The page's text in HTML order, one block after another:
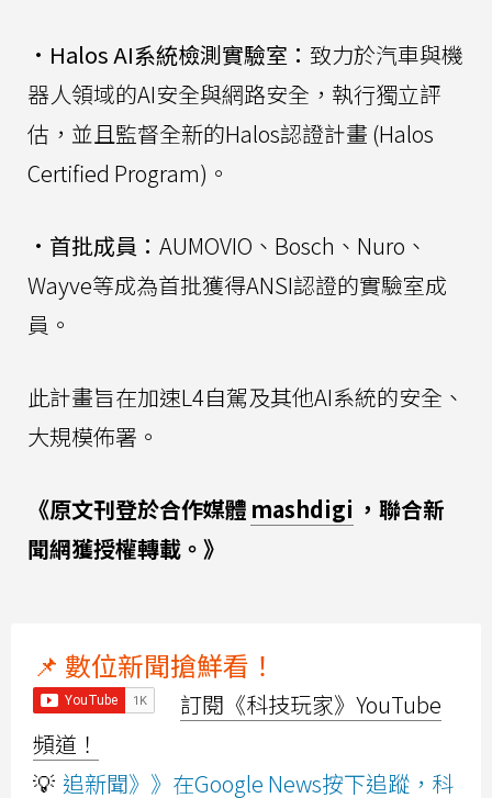
• Halos AI系統檢測實驗室： 致力於汽車與機
器人領域的AI安全與網路安全，執行獨立評
估，並且監督全新的Halos認證計畫 (Halos
Certified Program)。
• 首批成員： AUMOVIO、Bosch、Nuro、
Wayve等成為首批獲得ANSI認證的實驗室成
員。
此計畫旨在加速L4自駕及其他AI系統的安全、
大規模佈署。
《原文刊登於合作媒體 mashdigi ，聯合新
聞網獲授權轉載。》
📌 數位新聞搶鮮看！
訂閱《科技玩家》YouTube
頻道！
💡 追新聞》》在Google News按下追蹤，科